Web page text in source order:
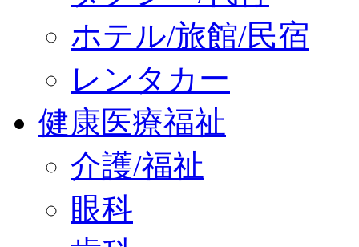
ホテル/旅館/民宿
レンタカー
健康医療福祉
介護/福祉
眼科